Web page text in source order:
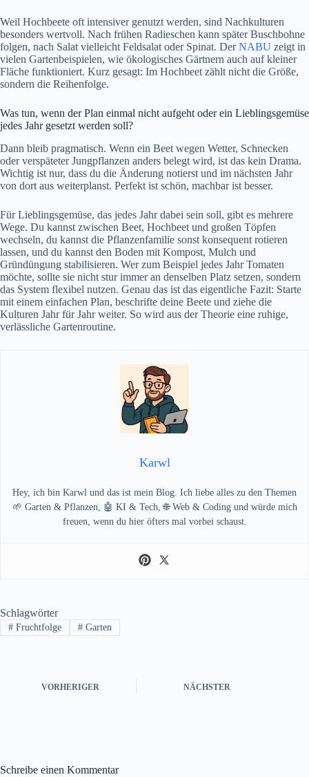
Weil Hochbeete oft intensiver genutzt werden, sind Nachkulturen
besonders wertvoll. Nach frühen Radieschen kann später Buschbohne
folgen, nach Salat vielleicht Feldsalat oder Spinat. DerNABU zeigt in
vielen Gartenbeispielen, wie ökologisches Gärtnern auch auf kleiner
Fläche funktioniert. Kurz gesagt: Im Hochbeet zählt nicht die Größe,
sondern die Reihenfolge.
Was tun, wenn der Plan einmal nicht aufgeht oder ein Lieblingsgemüse
jedes Jahr gesetzt werden soll?
Dann bleib pragmatisch. Wenn ein Beet wegen Wetter, Schnecken
oder verspäteter Jungpflanzen anders belegt wird, ist das kein Drama.
Wichtig ist nur, dass du die Änderung notierst und im nächsten Jahr
von dort aus weiterplanst. Perfekt ist schön, machbar ist besser.
Für Lieblingsgemüse, das jedes Jahr dabei sein soll, gibt es mehrere
Wege. Du kannst zwischen Beet, Hochbeet und großen Töpfen
wechseln, du kannst die Pflanzenfamilie sonst konsequent rotieren
lassen, und du kannst den Boden mit Kompost, Mulch und
Gründüngung stabilisieren. Wer zum Beispiel jedes Jahr Tomaten
möchte, sollte sie nicht stur immer an denselben Platz setzen, sondern
das System flexibel nutzen. Genau das ist das eigentliche Fazit: Starte
mit einem einfachen Plan, beschrifte deine Beete und ziehe die
Kulturen Jahr für Jahr weiter. So wird aus der Theorie eine ruhige,
verlässliche Gartenroutine.
Karwl
Hey, ich bin Karwl und das ist mein Blog. Ich liebe alles zu den Themen
🌱 Garten & Pflanzen, 🤖 KI & Tech, 🌐 Web & Coding und würde mich
freuen, wenn du hier öfters mal vorbei schaust.
Schlagwörter
#Fruchtfolge #Garten
VORHERIGER NÄCHSTER
Schreibe einen Kommentar